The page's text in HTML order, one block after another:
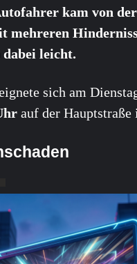
kam von
mehreren
leicht.
sich am
auf der